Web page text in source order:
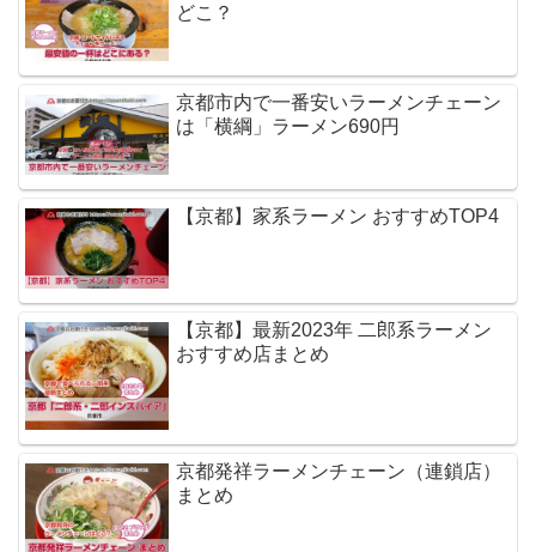
どこ？
京都市内で一番安いラーメンチェーン
は「横綱」ラーメン690円
【京都】家系ラーメン おすすめTOP4
【京都】最新2023年 二郎系ラーメン
おすすめ店まとめ
京都発祥ラーメンチェーン（連鎖店）
まとめ